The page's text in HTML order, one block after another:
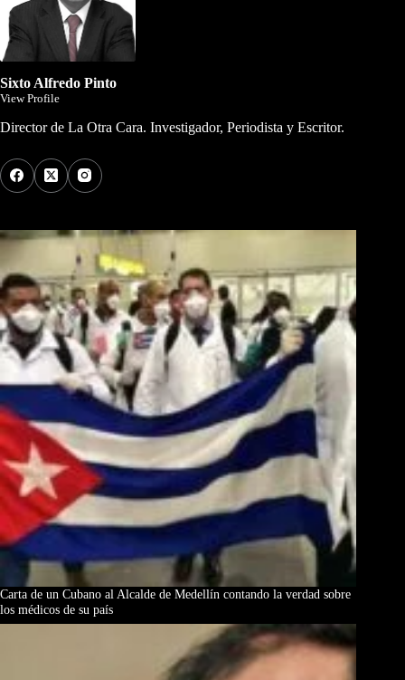
Sixto Alfredo Pinto
View Profile
Director de La Otra Cara. Investigador, Periodista y Escritor.
Carta de un Cubano al Alcalde de Medellín contando la verdad sobre
los médicos de su país